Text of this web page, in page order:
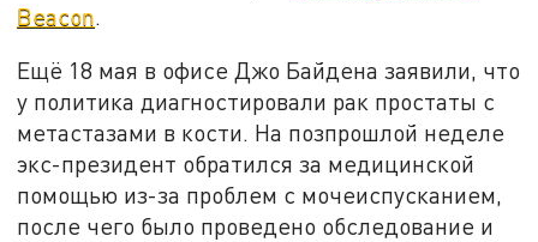
Beacon.
Ещё 18 мая в офисе Джо Байдена заявили, что
у политика диагностировали рак простаты с
метастазами в кости. На позпрошлой неделе
экс-президент обратился за медицинской
помощью из-за проблем с мочеиспусканием,
после чего было проведено обследование и